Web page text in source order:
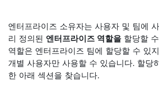
엔터프라이즈 소유자는 사용자 및 팀에
리 정의된 엔터프라이즈 역할을 할당할
역할은 엔터프라이즈 팀에 할당할 수 있
개별 사용자만 사용할 수 있습니다. 할당
한 아래 섹션을 찾습니다.